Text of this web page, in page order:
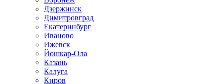
Дзержинск
Димитровград
Екатеринбург
Иваново
Ижевск
Йошкар-Ола
Казань
Калуга
Киров